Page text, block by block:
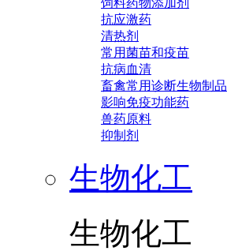
饲料药物添加剂
抗应激药
清热剂
常用菌苗和疫苗
抗病血清
畜禽常用诊断生物制品
影响免疫功能药
兽药原料
抑制剂
生物化工
生物化工